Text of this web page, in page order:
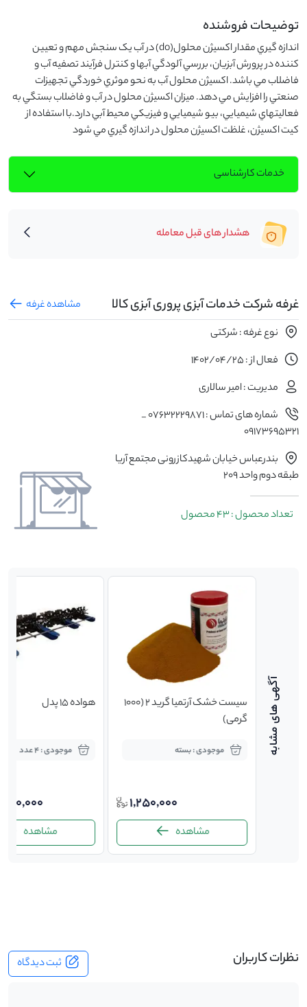
توضیحات فروشنده
فعاليتهاي شيميايي، بيو شيميايي و فيزيکي محيط آبي دارد.با استفاده از
کيت اکسيژن، غلظت اکسيژن محلول در اندازه گيري مي شود
خدمات کارشناسی
هشدار های قبل معامله
غرفه شرکت خدمات آبزی پروری آبزی کالا
مشاهده غرفه
نوع غرفه : شرکتی
فعال از : 1402/04/25
مدیریت : امیر سالاری
شماره های تماس : ۰۷۶۳۲۲۲۹۸۷۱ _
٠۹۱۷۳۶۹۵۳۲1
بندرعباس خیابان شهیدکازرونی مجتمع آریا
طبقه دوم واحد 209
تعداد محصول : 43 محصول
سیست خشک آرتمیا گرید 2 (1000
گرمی)
موجودی : بسته
1,250,000
مشاهده
هواده 15 پدل
موجودی : 4 عدد
مشاهده
نظرات کاربران ثبت دیدگاه